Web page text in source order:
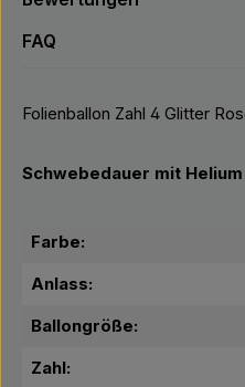
FAQ
Folienballon Zahl 4 Glitter
Schwebedauer mit
Farbe:
Anlass:
Ballongröße:
Zahl: